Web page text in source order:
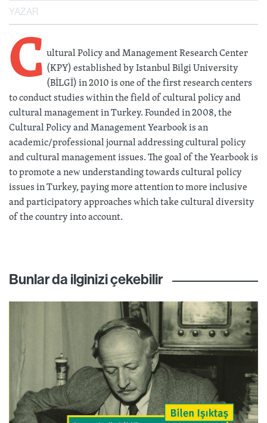
YAZAR
Cultural Policy and Management Research Center
(KPY) established by Istanbul Bilgi University
(BİLGİ) in 2010 is one of the first research centers
to conduct studies within the field of cultural policy and
cultural management in Turkey. Founded in 2008, the
Cultural Policy and Management Yearbook is an
academic/professional journal addressing cultural policy
and cultural management issues. The goal of the Yearbook is
to promote a new understanding towards cultural policy
issues in Turkey, paying more attention to more inclusive
and participatory approaches which take cultural diversity
of the country into account.
Bunlar da ilginizi çekebilir